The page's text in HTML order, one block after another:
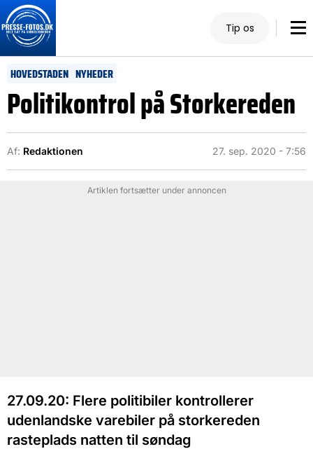
Tip os
HOVEDSTADEN NYHEDER
Politikontrol på Storkereden
Af: Redaktionen 27. sep. 2020 - 7:56
Artiklen fortsætter under annoncen
27.09.20: Flere politibiler kontrollerer
udenlandske varebiler på storkereden
rasteplads natten til søndag